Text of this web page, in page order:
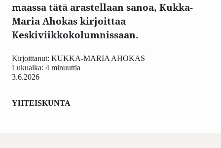
maassa tätä arastellaan sanoa, Kukka-
Maria Ahokas kirjoittaa
Keskiviikkokolumnissaan.
3.6.2026
Kirjoittanut: KUKKA-MARIA AHOKAS
Lukuaika: 4 minuuttia
YHTEISKUNTA